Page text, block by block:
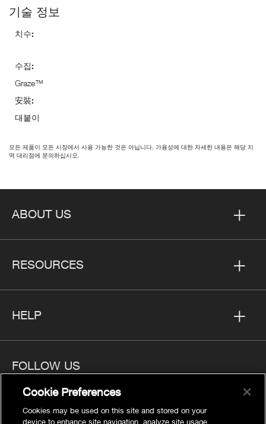
기술 정보
치수:
수집:
Graze™
安裝:
대붙이
모든 제품이 모든 시장에서 사용 가능한 것은 아닙니다. 가용성에 대한 자세한 내용은 해당 지
역 대리점에 문의하십시오.
ABOUT US
RESOURCES
HELP
FOLLOW US
Cookie Preferences
Cookies may be used on this site and stored on your
device to enhance site navigation, analyze site usage,